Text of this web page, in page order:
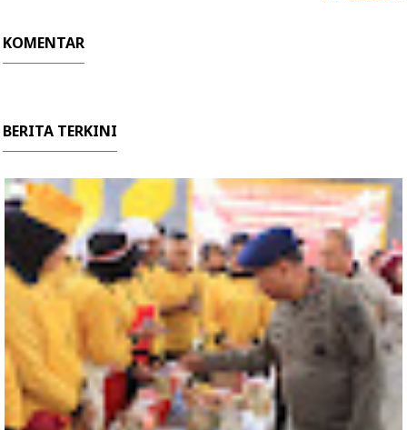
KOMENTAR
BERITA TERKINI